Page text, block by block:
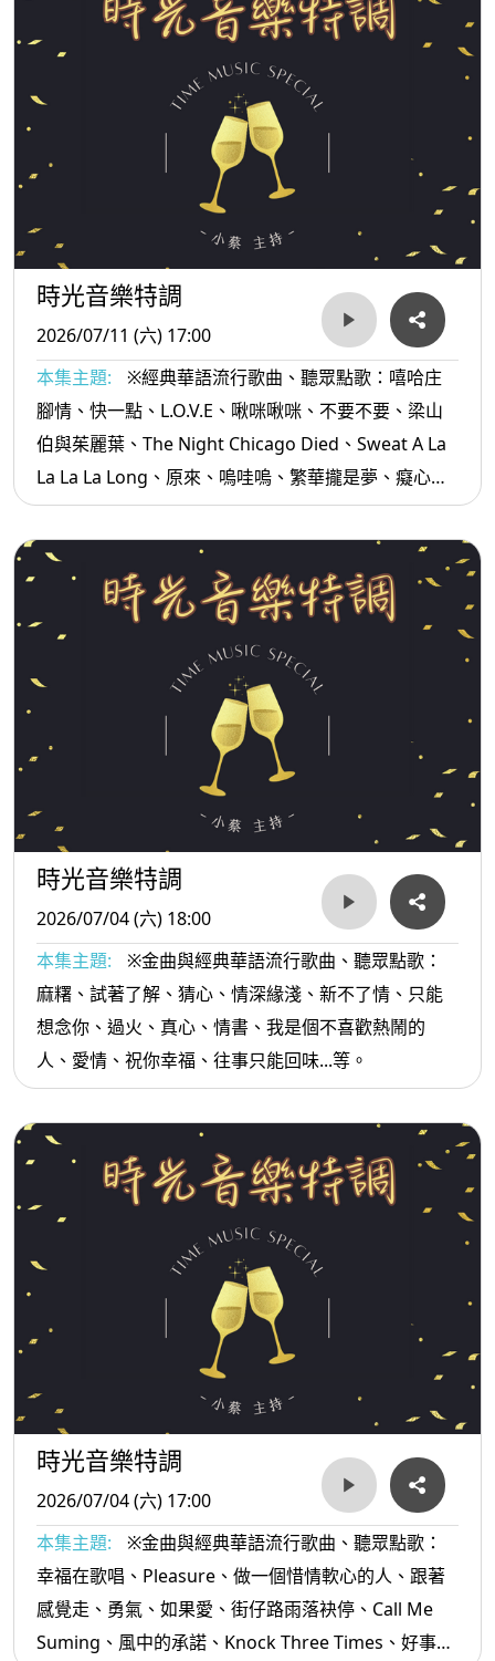
時光音樂特調
2026/07/11 (六) 17:00
本集主題:
※經典華語流行歌曲、聽眾點歌：嘻哈庄
腳情、快一點、L.O.V.E、啾咪啾咪、不要不要、梁山
伯與茱麗葉、The Night Chicago Died、Sweat A La
La La La Long、原來、嗚哇嗚、繁華攏是夢、癡心沈
落海、無情放抹記...等。
時光音樂特調
2026/07/04 (六) 18:00
本集主題:
※金曲與經典華語流行歌曲、聽眾點歌：
麻糬、試著了解、猜心、情深緣淺、新不了情、只能
想念你、過火、真心、情書、我是個不喜歡熱鬧的
人、愛情、祝你幸福、往事只能回味...等。
時光音樂特調
2026/07/04 (六) 17:00
本集主題:
※金曲與經典華語流行歌曲、聽眾點歌：
幸福在歌唱、Pleasure、做一個惜情軟心的人、跟著
感覺走、勇氣、如果愛、街仔路雨落袂停、Call Me
Suming、風中的承諾、Knock Three Times、好事雙